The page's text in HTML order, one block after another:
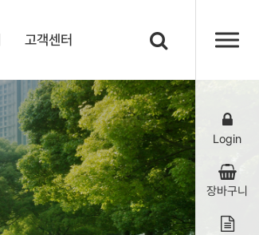
고객센터
Login
장바구니